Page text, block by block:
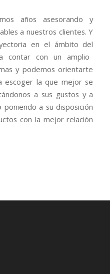
años asesorando y
a nuestros clientes. Y
en el ámbito del
contar con un amplio
y podemos orientarte
escoger la que mejor se
a sus gustos y a
poniendo a su disposición
con la mejor relación